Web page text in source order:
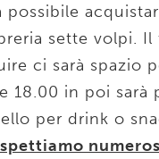
possibile
sette volpi.
ci sarà spazio
18.00 in poi sarà
per drink o